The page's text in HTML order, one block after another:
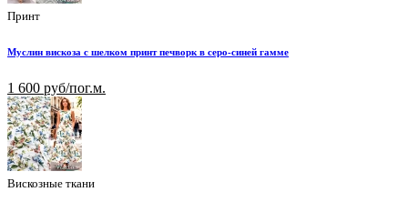
Принт
Муслин вискоза с шелком принт печворк в серо-синей гамме
1 600 руб/пог.м.
Вискозные ткани